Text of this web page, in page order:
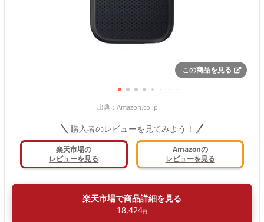
この商品を見る
出典： Amazon.co.jp
購入者のレビューを見てみよう！
楽天市場の
レビューを見る
Amazonの
レビューを見る
楽天市場で商品詳細を見る
18,424円